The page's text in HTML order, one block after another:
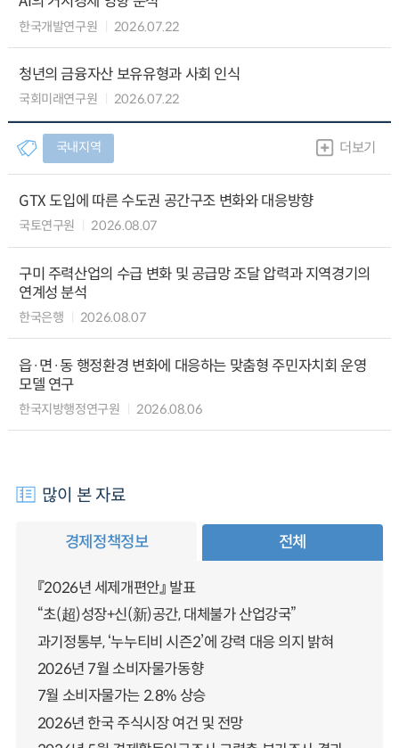
한국개발연구원 2026.07.22
청년의 금융자산 보유유형과 사회 인식
국회미래연구원 2026.07.22
국내지역 더보기
GTX 도입에 따른 수도권 공간구조 변화와 대응방향
국토연구원 2026.08.07
구미 주력산업의 수급 변화 및 공급망 조달 압력과 지역경기의
연계성 분석
한국은행 2026.08.07
읍·면·동 행정환경 변화에 대응하는 맞춤형 주민자치회 운영
모델 연구
한국지방행정연구원 2026.08.06
많이 본 자료
경제정책정보 전체
『2026년 세제개편안』 발표
“초(超)성장+신(新)공간, 대체불가 산업강국”
과기정통부, ‘누누티비 시즌2’에 강력 대응 의지 밝혀
2026년 7월 소비자물가동향
7월 소비자물가는 2.8% 상승
2026년 한국 주식시장 여건 및 전망